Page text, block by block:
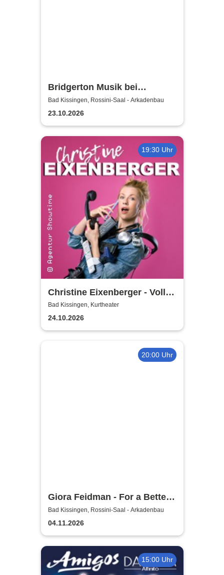
Bridgerton Musik bei
Kerzenschein
Bad Kissingen, Rossini-Saal - Arkadenbau
23.10.2026
19:30 Uhr
Christine Eixenberger - Volle
Kontrolle
Bad Kissingen, Kurtheater
24.10.2026
20:00 Uhr
Giora Feidman - For a Better
World
Bad Kissingen, Rossini-Saal - Arkadenbau
04.11.2026
15:00 Uhr